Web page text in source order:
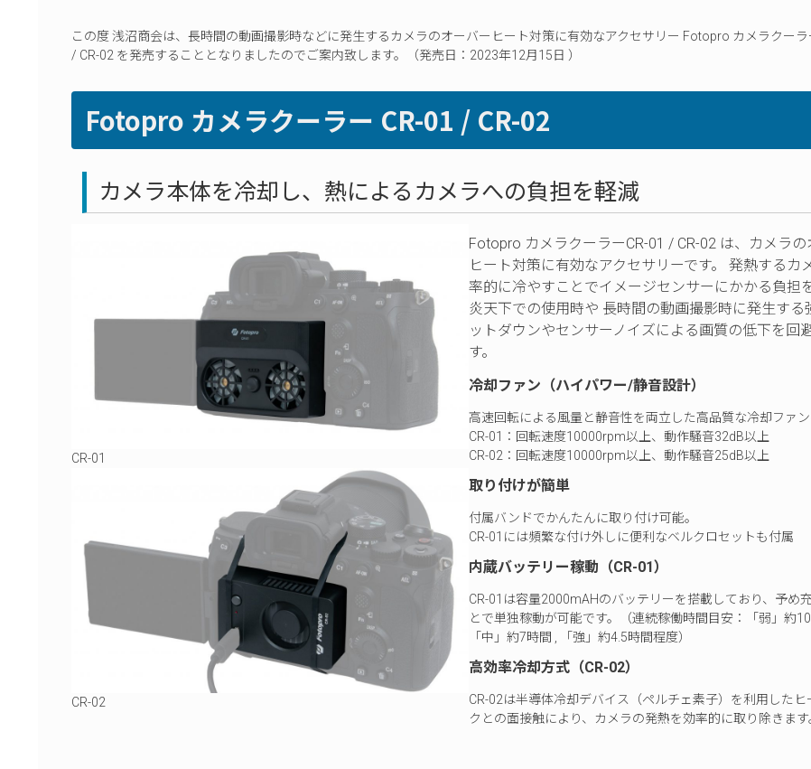
この度 浅沼商会は、長時間の動画撮影時などに発生するカメラのオーバーヒート対策に有効なアクセサリー Fotopro カメラクーラ
/ CR-02 を発売することとなりましたのでご案内致します。（発売日：2023年12月15日 ）
Fotopro カメラクーラー CR-01 / CR-02
カメラ本体を冷却し、熱によるカメラへの負担を軽減
CR-01
CR-02
Fotopro カメラクーラーCR-01 / CR-02 は、カメラの
ヒート対策に有効なアクセサリーです。 発熱するカ
率的に冷やすことでイメージセンサーにかかる負担
炎天下での使用時や 長時間の動画撮影時に発生する
ットダウンやセンサーノイズによる画質の低下を回
す。
冷却ファン（ハイパワー/静音設計）
高速回転による風量と静音性を両立した高品質な冷却ファ
CR-01：回転速度10000rpm以上、動作騒音32dB以上
CR-02：回転速度10000rpm以上、動作騒音25dB以上
取り付けが簡単
付属バンドでかんたんに取り付け可能。
CR-01には頻繁な付け外しに便利なベルクロセットも付属
内蔵バッテリー稼動（CR-01）
CR-01は容量2000mAHのバッテリーを搭載しており、予め
とで単独稼動が可能です。（連続稼働時間目安：「弱」約10
「中」約7時間 , 「強」約4.5時間程度）
高効率冷却方式（CR-02）
CR-02は半導体冷却デバイス（ペルチェ素子）を利用したヒ
クとの面接触により、カメラの発熱を効率的に取り除きます